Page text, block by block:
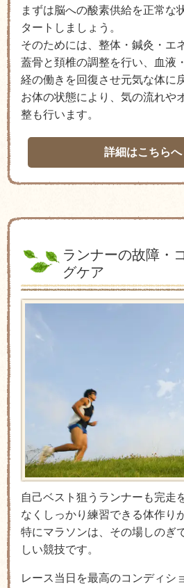
まずは脳への酸素供給を正常な
タートしましょう。
そのためには、整体・鍼灸・エ
蓋骨と頚椎の調整を行い、血液
経の働きを回復させ元気な体に
お体の状態により、気の流れや
整も行います。
詳細はこちらへ
ランナーの故障・
グケア
自己ベスト狙うランナーも完走
なくしっかり練習できる体作り
特にマラソンは、その場しのぎ
しい競技です。
レース当日を最高のコンディシ